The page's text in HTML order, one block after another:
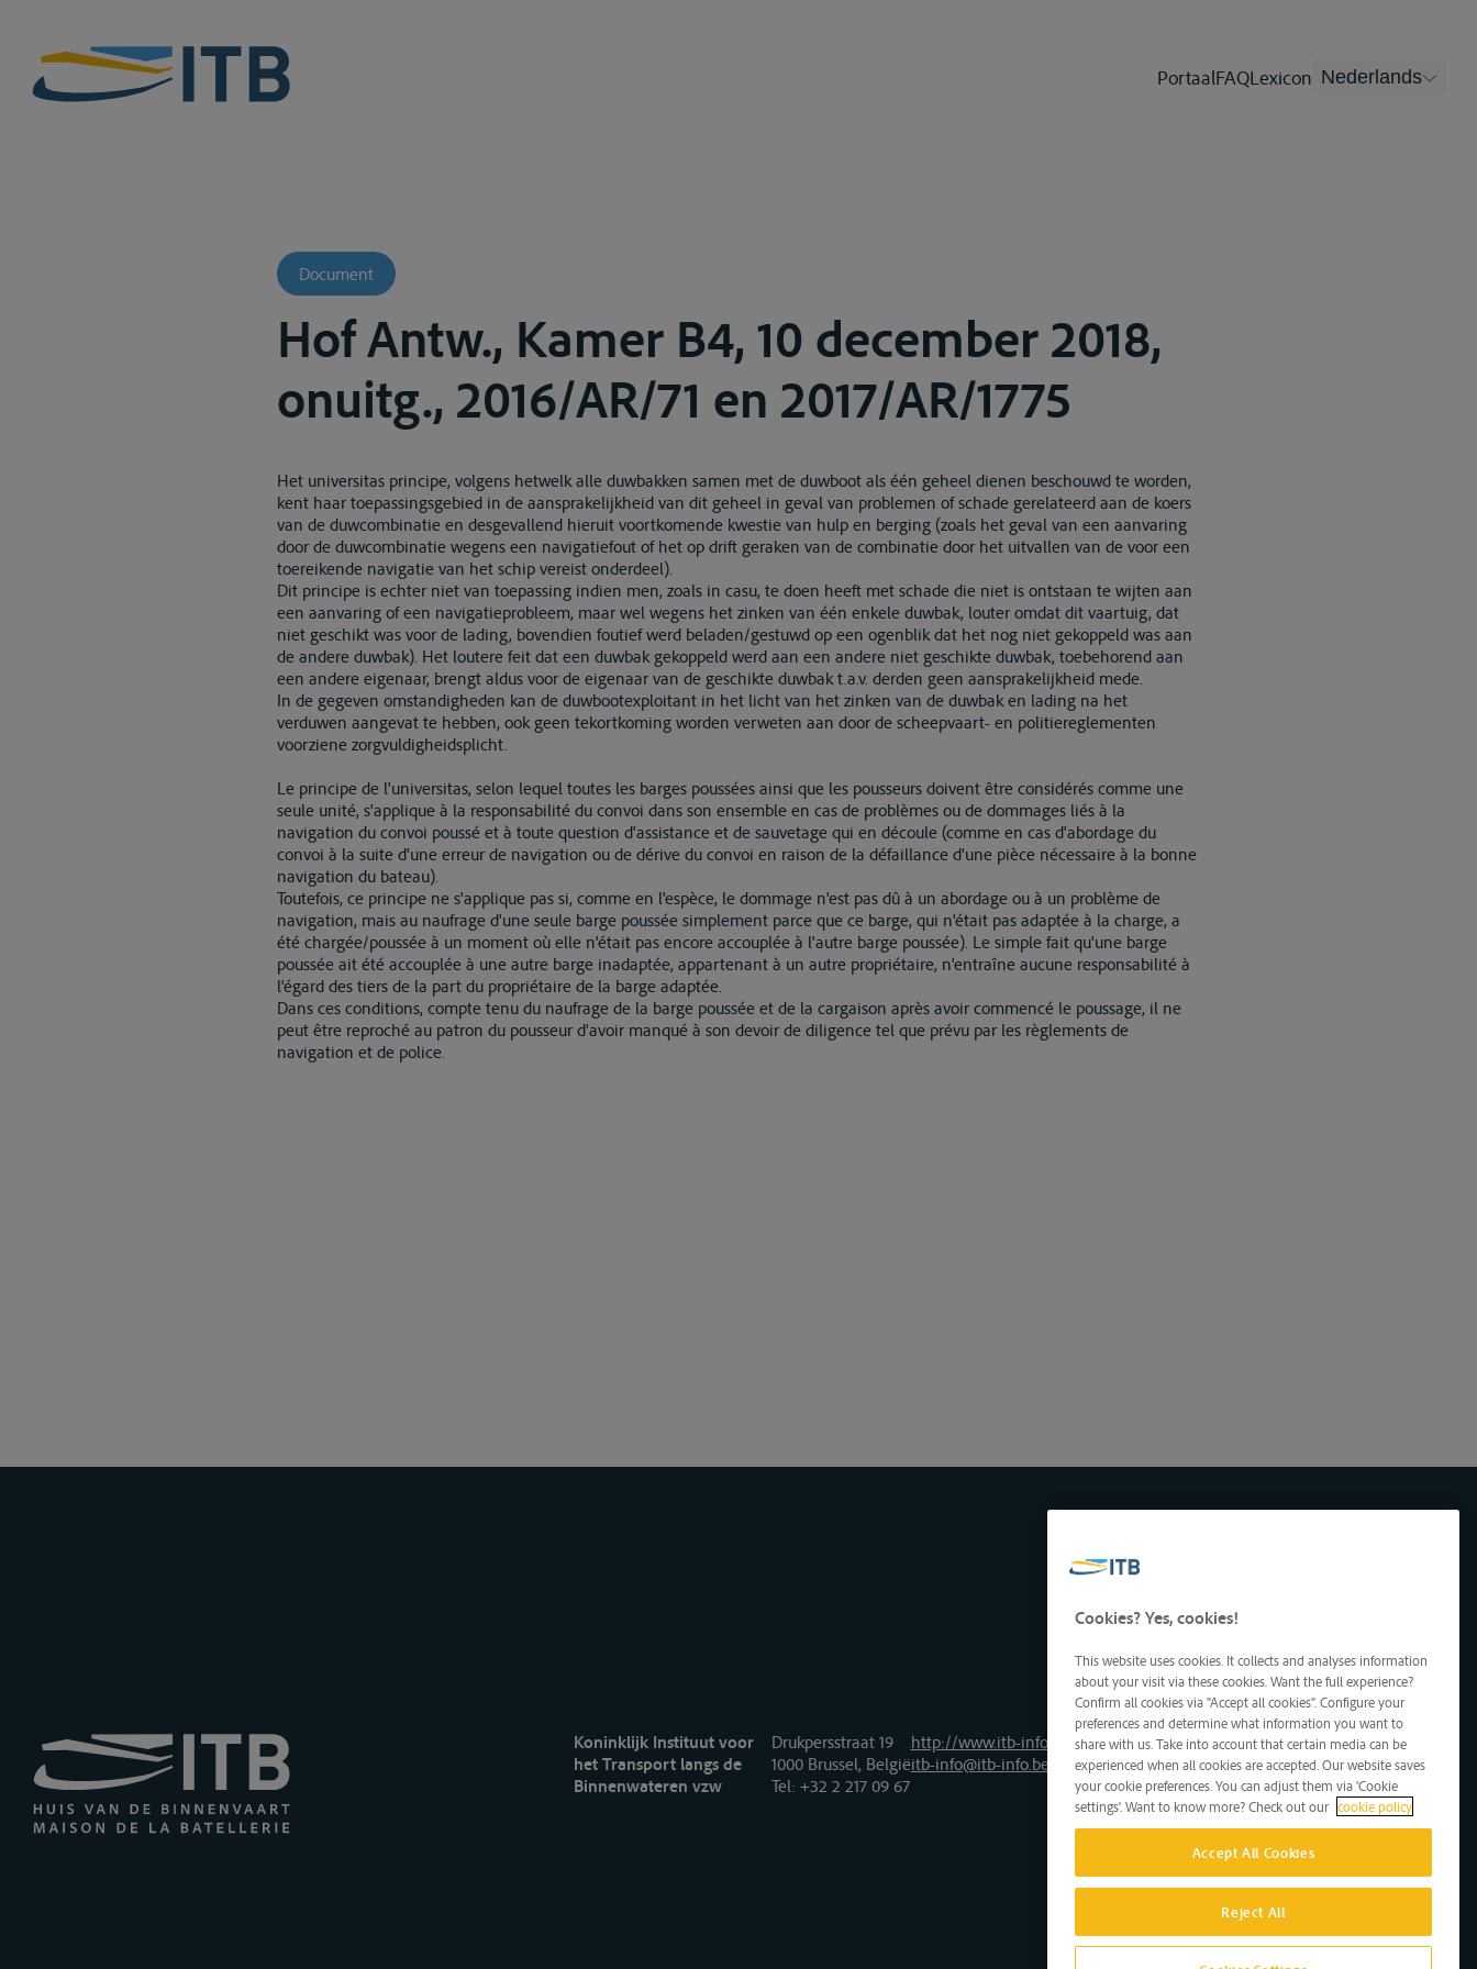
PortaalFAQLexicon Nederlands
Document
Hof Antw., Kamer B4, 10 december 2018,
onuitg., 2016/AR/71 en 2017/AR/1775
Het universitas principe, volgens hetwelk alle duwbakken samen met de duwboot als één geheel dienen beschouwd te worden,
kent haar toepassingsgebied in de aansprakelijkheid van dit geheel in geval van problemen of schade gerelateerd aan de koers
van de duwcombinatie en desgevallend hieruit voortkomende kwestie van hulp en berging (zoals het geval van een aanvaring
door de duwcombinatie wegens een navigatiefout of het op drift geraken van de combinatie door het uitvallen van de voor een
toereikende navigatie van het schip vereist onderdeel).
Dit principe is echter niet van toepassing indien men, zoals in casu, te doen heeft met schade die niet is ontstaan te wijten aan
een aanvaring of een navigatieprobleem, maar wel wegens het zinken van één enkele duwbak, louter omdat dit vaartuig, dat
niet geschikt was voor de lading, bovendien foutief werd beladen/gestuwd op een ogenblik dat het nog niet gekoppeld was aan
de andere duwbak). Het loutere feit dat een duwbak gekoppeld werd aan een andere niet geschikte duwbak, toebehorend aan
een andere eigenaar, brengt aldus voor de eigenaar van de geschikte duwbak t.a.v. derden geen aansprakelijkheid mede.
In de gegeven omstandigheden kan de duwbootexploitant in het licht van het zinken van de duwbak en lading na het
verduwen aangevat te hebben, ook geen tekortkoming worden verweten aan door de scheepvaart- en politiereglementen
voorziene zorgvuldigheidsplicht.
Le principe de l'universitas, selon lequel toutes les barges poussées ainsi que les pousseurs doivent être considérés comme une
seule unité, s'applique à la responsabilité du convoi dans son ensemble en cas de problèmes ou de dommages liés à la
navigation du convoi poussé et à toute question d'assistance et de sauvetage qui en découle (comme en cas d'abordage du
convoi à la suite d'une erreur de navigation ou de dérive du convoi en raison de la défaillance d'une pièce nécessaire à la bonne
navigation du bateau).
Toutefois, ce principe ne s'applique pas si, comme en l'espèce, le dommage n'est pas dû à un abordage ou à un problème de
navigation, mais au naufrage d'une seule barge poussée simplement parce que ce barge, qui n'était pas adaptée à la charge, a
été chargée/poussée à un moment où elle n'était pas encore accouplée à l'autre barge poussée). Le simple fait qu'une barge
poussée ait été accouplée à une autre barge inadaptée, appartenant à un autre propriétaire, n'entraîne aucune responsabilité à
l'égard des tiers de la part du propriétaire de la barge adaptée.
Dans ces conditions, compte tenu du naufrage de la barge poussée et de la cargaison après avoir commencé le poussage, il ne
peut être reproché au patron du pousseur d'avoir manqué à son devoir de diligence tel que prévu par les règlements de
navigation et de police.
Koninklijk Instituut voor
het Transport langs de
Binnenwateren vzw
Drukpersstraat 19
1000 Brussel, België
Tel: +32 2 217 09 67
http://www.itb-info.be
itb-info@itb-info.be
Cookies? Yes, cookies!
This website uses cookies. It collects and analyses information
about your visit via these cookies. Want the full experience?
Confirm all cookies via "Accept all cookies". Configure your
preferences and determine what information you want to
share with us. Take into account that certain media can be
experienced when all cookies are accepted. Our website saves
your cookie preferences. You can adjust them via 'Cookie
settings'. Want to know more? Check out our cookie policy
Accept All Cookies
Reject All